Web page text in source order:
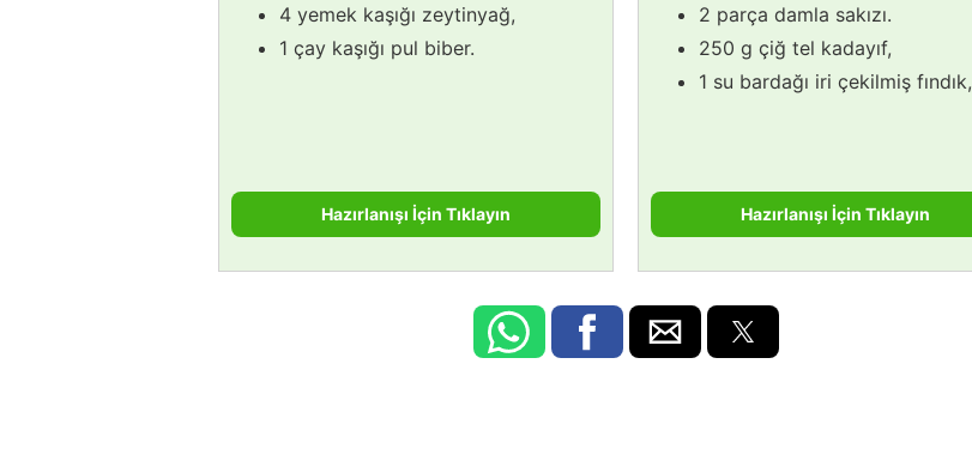
4 yemek kaşığı zeytinyağ,
1 çay kaşığı pul biber.
Hazırlanışı İçin Tıklayın
2 parça damla sakızı.
250 g çiğ tel kadayıf,
1 su bardağı iri çekilmiş fındık,
Hazırlanışı İçin Tıklayın